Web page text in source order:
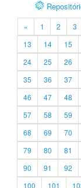
« 1 2 3
13
14 15
24
25 26
35
36 37
46
47 48
57
58 59
68
69 70
79
80 81
90
91 92
100
101